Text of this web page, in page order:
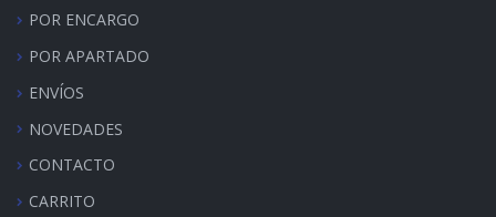
POR ENCARGO
POR APARTADO
ENVÍOS
NOVEDADES
CONTACTO
CARRITO